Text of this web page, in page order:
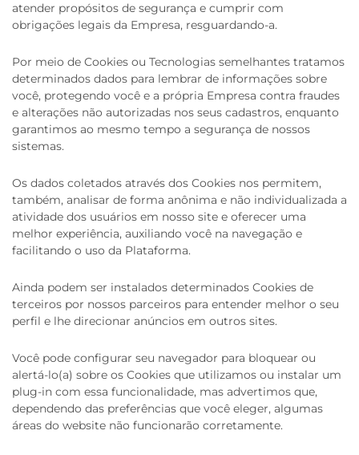
atender propósitos de segurança e cumprir com
obrigações legais da Empresa, resguardando-a.
Por meio de Cookies ou Tecnologias semelhantes tratamos
determinados dados para lembrar de informações sobre
você, protegendo você e a própria Empresa contra fraudes
e alterações não autorizadas nos seus cadastros, enquanto
garantimos ao mesmo tempo a segurança de nossos
sistemas.
Os dados coletados através dos Cookies nos permitem,
também, analisar de forma anônima e não individualizada a
atividade dos usuários em nosso site e oferecer uma
melhor experiência, auxiliando você na navegação e
facilitando o uso da Plataforma.
Ainda podem ser instalados determinados Cookies de
terceiros por nossos parceiros para entender melhor o seu
perfil e lhe direcionar anúncios em outros sites.
Você pode configurar seu navegador para bloquear ou
alertá-lo(a) sobre os Cookies que utilizamos ou instalar um
plug-in com essa funcionalidade, mas advertimos que,
dependendo das preferências que você eleger, algumas
áreas do website não funcionarão corretamente.